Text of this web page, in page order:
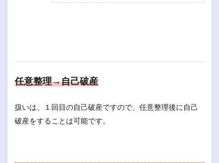
任意整理→自己破産
扱いは、１回目の自己破産ですので、任意整理後に自己
破産をすることは可能です。